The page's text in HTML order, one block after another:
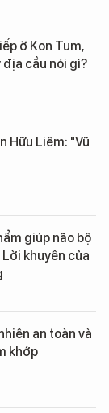
ở Kon Tum,
cầu nói gì?
Hữu Liêm: "Vũ
giúp não bộ
khuyên của
an toàn và
khớp